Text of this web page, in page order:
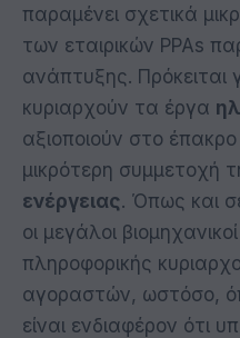
παραμένει σχετικά
των εταιρικών PPAs
ανάπτυξης. Πρόκειται
κυριαρχούν τα έργα
αξιοποιούν στο
μικρότερη συμμετοχή
ενέργειας. Όπως και
οι μεγάλοι βιομηχανικοί
πληροφορικής
αγοραστών, ωστόσο,
είναι ενδιαφέρον ότι